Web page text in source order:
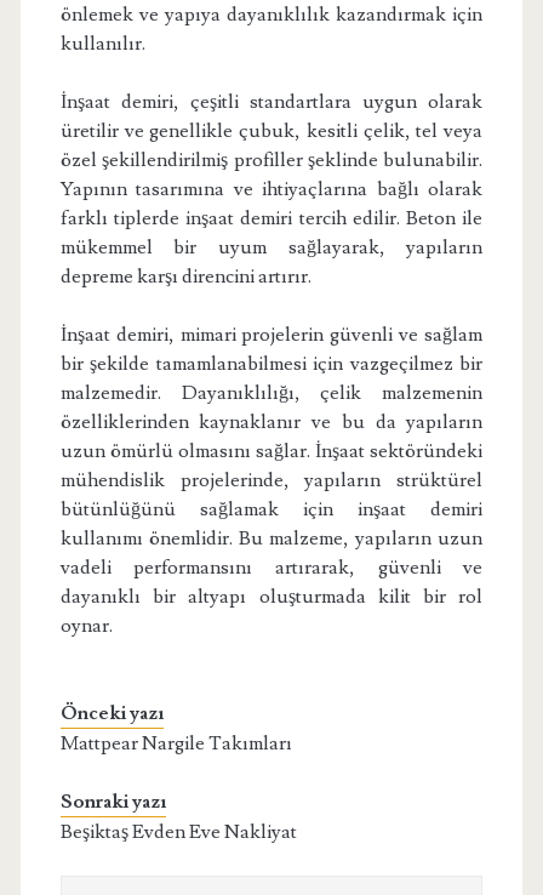
önlemek ve yapıya dayanıklılık kazandırmak için
kullanılır.
İnşaat demiri, çeşitli standartlara uygun olarak
üretilir ve genellikle çubuk, kesitli çelik, tel veya
özel şekillendirilmiş profiller şeklinde bulunabilir.
Yapının tasarımına ve ihtiyaçlarına bağlı olarak
farklı tiplerde inşaat demiri tercih edilir. Beton ile
mükemmel bir uyum sağlayarak, yapıların
depreme karşı direncini artırır.
İnşaat demiri, mimari projelerin güvenli ve sağlam
bir şekilde tamamlanabilmesi için vazgeçilmez bir
malzemedir. Dayanıklılığı, çelik malzemenin
özelliklerinden kaynaklanır ve bu da yapıların
uzun ömürlü olmasını sağlar. İnşaat sektöründeki
mühendislik projelerinde, yapıların strüktürel
bütünlüğünü sağlamak için inşaat demiri
kullanımı önemlidir. Bu malzeme, yapıların uzun
vadeli performansını artırarak, güvenli ve
dayanıklı bir altyapı oluşturmada kilit bir rol
oynar.
Önceki yazı
Mattpear Nargile Takımları
Sonraki yazı
Beşiktaş Evden Eve Nakliyat